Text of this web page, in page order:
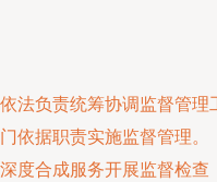
法负责统筹协调监督管理
依据职责实施监督管理。
度合成服务开展监督检查